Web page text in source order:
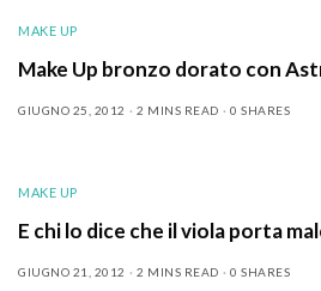
MAKE UP
Make Up bronzo dorato con
GIUGNO 25, 2012 2 MINS READ 0 SHARES
MAKE UP
E chi lo dice che il viola porta
GIUGNO 21, 2012 2 MINS READ 0 SHARES